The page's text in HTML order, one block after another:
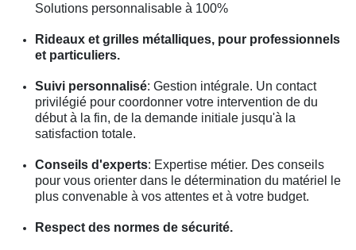
Solutions personnalisable à 100%
Rideaux et grilles métalliques, pour professionnels
et particuliers.
Suivi personnalisé: Gestion intégrale. Un contact
privilégié pour coordonner votre intervention de du
début à la fin, de la demande initiale jusqu'à la
satisfaction totale.
Conseils d'experts: Expertise métier. Des conseils
pour vous orienter dans le détermination du matériel le
plus convenable à vos attentes et à votre budget.
Respect des normes de sécurité.